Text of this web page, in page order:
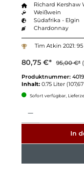
Richard Kershaw
Weißwein
Südafrika - Elgin
Chardonnay
Tim Atkin 2021:
80,75 €* 95,00 €*
Produktnummer:
Inhalt: 0.75 Liter
Sofort verfügbar,
In